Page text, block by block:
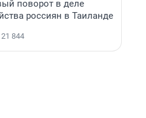
поворот в деле
россиян в Таиланде
21 844